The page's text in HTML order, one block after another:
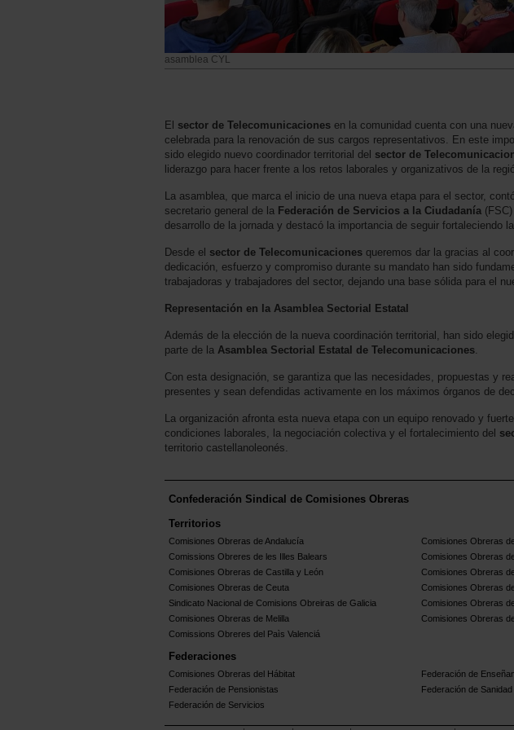
asamblea CYL
El sector de Telecomunicaciones en la comunidad cuenta con una
celebrada para la renovación de sus cargos representativos. En este
sido elegido nuevo coordinador territorial del sector de
liderazgo para hacer frente a los retos laborales y organizativos de la
La asamblea, que marca el inicio de una nueva etapa para el sector,
secretario general de la Federación de Servicios a la Ciudadanía
desarrollo de la jornada y destacó la importancia de seguir fortaleciendo
Desde el sector de Telecomunicaciones queremos dar la gracias al
dedicación, esfuerzo y compromiso durante su mandato han sido
trabajadoras y trabajadores del sector, dejando una base sólida para el
Representación en la Asamblea Sectorial Estatal
Además de la elección de la nueva coordinación territorial, han sido
parte de la Asamblea Sectorial Estatal de Telecomunicaciones
Con esta designación, se garantiza que las necesidades, propuestas y
presentes y sean defendidas activamente en los máximos órganos de
La organización afronta esta nueva etapa con un equipo renovado y
condiciones laborales, la negociación colectiva y el fortalecimiento del
territorio castellanoleonés.
Confederación Sindical de Comisiones Obreras
Territorios
Comisiones Obreras de Andalucía Comisiones Obreras
Comissions Obreres de les Illes Balears
Comisiones Obreras
Comisiones Obreras de Castilla y León
Comisiones Obreras
Comisiones Obreras de Ceuta
Comisiones Obreras
Sindicato Nacional de Comisions Obreiras de Galicia
Comisiones Obreras
Comisiones Obreras de Melilla
Comisiones Obreras
Comissions Obreres del Paìs Valenciá
Federaciones
Comisiones Obreras del Hábitat Federación de
Federación de Pensionistas
Federación de
Federación de Servicios